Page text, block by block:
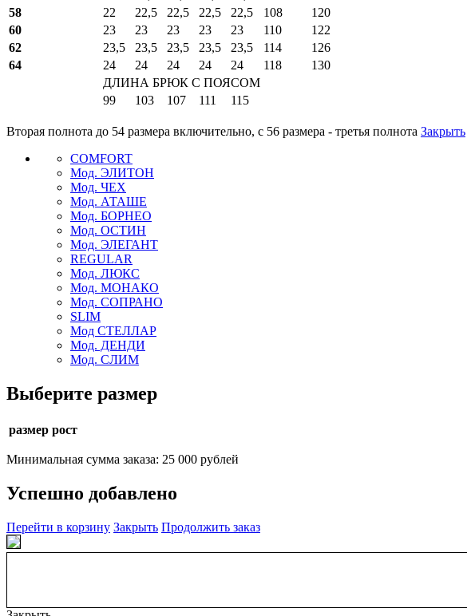
58
22 22,5 22,5 22,5 22,5 108
120
60
23 23 23 23 23 110
122
62
23,5 23,5 23,5 23,5 23,5 114
126
64
24 24 24 24 24 118
130
ДЛИНА БРЮК С ПОЯСОМ
99
103 107 111 115
Вторая полнота до 54 размера включительно, с 56 размера - третья полнота Закрыть
COMFORT
Мод. ЭЛИТОН
Мод. ЧЕХ
Мод. АТАШЕ
Мод. БОРНЕО
Мод. ОСТИН
Мод. ЭЛЕГАНТ
REGULAR
Мод. ЛЮКС
Мод. МОНАКО
Мод. СОПРАНО
SLIM
Мод СТЕЛЛАР
Мод. ДЕНДИ
Мод. СЛИМ
Выберите размер
размер рост
Минимальная сумма заказа: 25 000 рублей
Успешно добавлено
Перейти в корзину Закрыть Продолжить заказ